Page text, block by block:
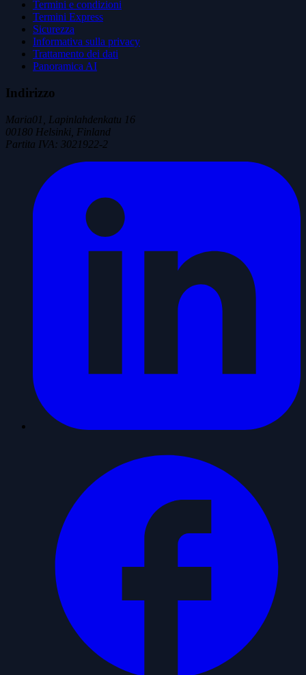
Termini e condizioni
Termini Express
Sicurezza
Informativa sulla privacy
Trattamento dei dati
Panoramica AI
Indirizzo
Maria01, Lapinlahdenkatu 16
00180 Helsinki, Finland
Partita IVA: 3021922-2